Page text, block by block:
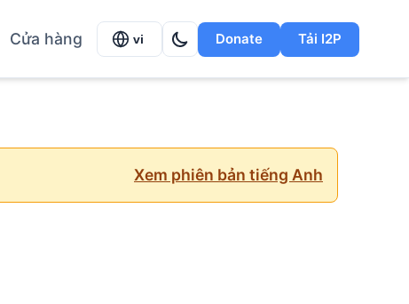
Cửa hàng vi Donate Tải I2P
Xem phiên bản tiếng Anh